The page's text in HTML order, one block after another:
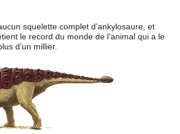
squelette complet d’ankylosaure, et
le record du monde de l’animal qui a le
d’un millier.